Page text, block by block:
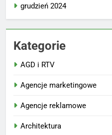
grudzień 2024
Kategorie
AGD i RTV
Agencje marketingowe
Agencje reklamowe
Architektura